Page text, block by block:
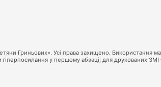
Гриньових». Усі права захищено. Використання
гіперпосилання у першому абзаці; для друкованих